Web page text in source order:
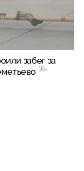
забег за
16+